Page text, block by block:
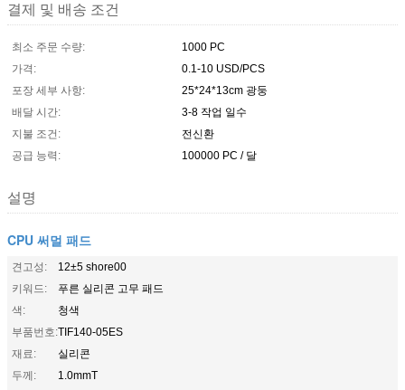
결제 및 배송 조건
최소 주문 수량:
1000 PC
가격:
0.1-10 USD/PCS
포장 세부 사항:
25*24*13cm 광둥
배달 시간:
3-8 작업 일수
지불 조건:
전신환
공급 능력:
100000 PC / 달
설명
CPU 써멀 패드
견고성:
12±5 shore00
키워드:
푸른 실리콘 고무 패드
색:
청색
부품번호:TIF140-05ES
재료:
실리콘
두께:
1.0mmT